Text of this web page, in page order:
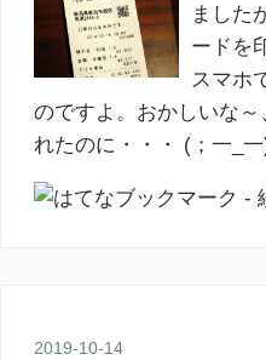
ました
ードを
スマホ
のですよ。おかしいな
れたのに・・・ (；一_
2019-10-14